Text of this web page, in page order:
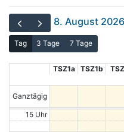
8. August 2026
Tag 3 Tage 7 Tage
TSZ1a TSZ1b
Ganztägig
15 Uhr